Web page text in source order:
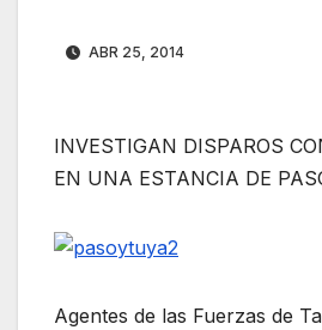
ABR 25, 2014
INVESTIGAN DISPAROS
EN UNA ESTANCIA DE
Agentes de las Fuerzas de